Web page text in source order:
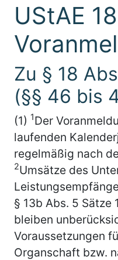
UStAE
Zu § 18
(§§ 46 bis
(1) 1Der
laufenden
regelmäßig nach
2Umsätze des
§ 13b Abs. 5 Sätze
bleiben
Voraussetzungen
Organschaft bzw.